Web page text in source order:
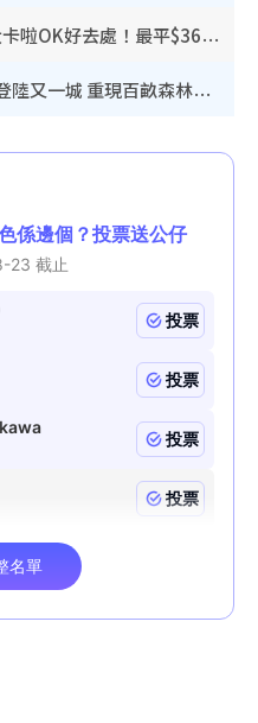
唱K推介2026︱全港13大卡啦OK好去處！最平$36起 日文K都有！(附地址+收費詳情)
小熊維尼100週年快閃店登陸又一城 重現百畝森林經典場景／獨家限定盲盒登場／專屬DIY香水